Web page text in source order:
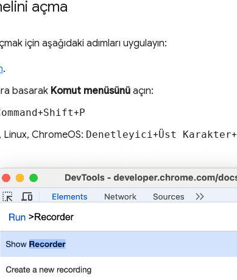
açma
için aşağıdaki adımları uygulayın:
.
basarak Komut menüsünü açın:
+Shift+P
ChromeOS: Denetleyici+Üst Karakter+